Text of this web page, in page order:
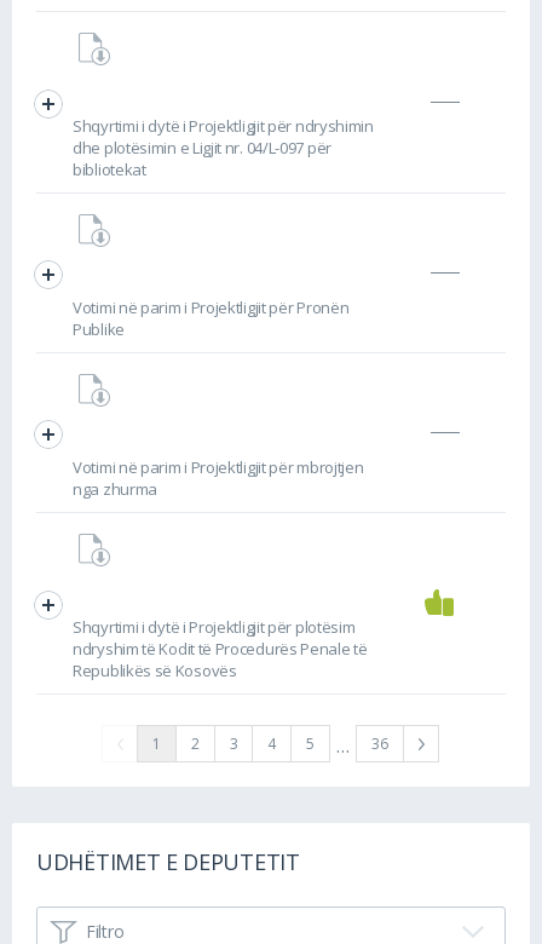
Shqyrtimi i dytë i Projektligjit për ndryshimin
dhe plotësimin e Ligjit nr. 04/L-097 për
bibliotekat
Votimi në parim i Projektligjit për Pronën
Publike
Votimi në parim i Projektligjit për mbrojtjen
nga zhurma
Shqyrtimi i dytë i Projektligjit për plotësim
ndryshim të Kodit të Procedurës Penale të
Republikës së Kosovës
1 2 3 4 5 … 36
UDHËTIMET E DEPUTETIT
Filtro